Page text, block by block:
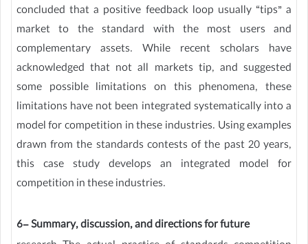
concluded that a positive feedback loop usually “tips” a
market to the standard with the most users and
complementary assets. While recent scholars have
acknowledged that not all markets tip, and suggested
some possible limitations on this phenomena, these
limitations have not been integrated systematically into a
model for competition in these industries. Using examples
drawn from the standards contests of the past 20 years,
this case study develops an integrated model for
competition in these industries.
6- Summary, discussion, and directions for future